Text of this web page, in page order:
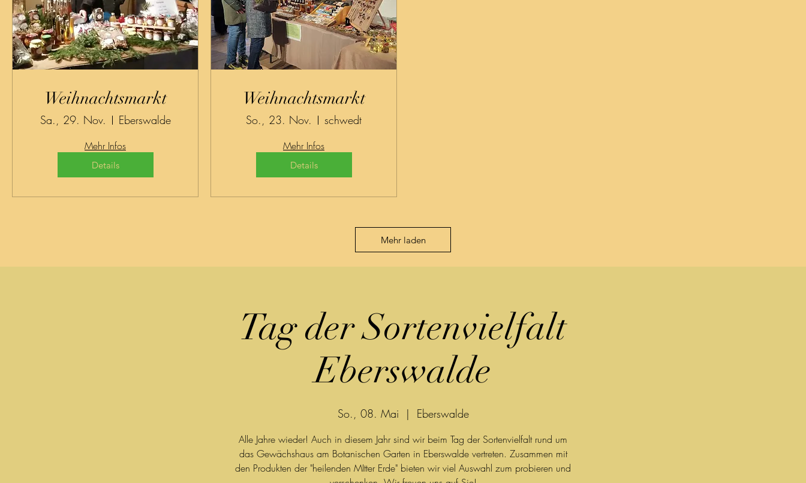
Weihnachtsmarkt
Sa., 29. Nov. Eberswalde
Mehr Infos
Details
Weihnachtsmarkt
So., 23. Nov. schwedt
Mehr Infos
Details
Mehr laden
Tag der Sortenvielfalt
Eberswalde
So., 08. Mai
  |
Eberswalde
Alle Jahre wieder! Auch in diesem Jahr sind wir beim Tag der Sortenvielfalt rund um
das Gewächshaus am Botanischen Garten in Eberswalde vertreten. Zusammen mit
den Produkten der "heilenden MItter Erde" bieten wir viel Auswahl zum probieren und